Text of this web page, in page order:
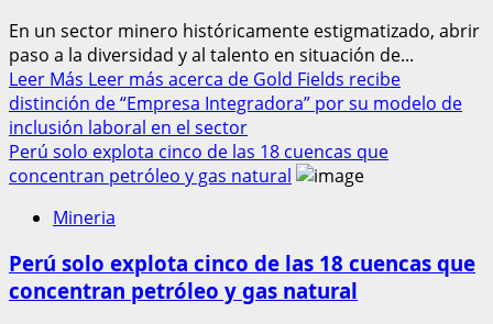
En un sector minero históricamente estigmatizado, abrir
paso a la diversidad y al talento en situación de...
Leer Más Leer más acerca de Gold Fields recibe
distinción de “Empresa Integradora” por su modelo de
inclusión laboral en el sector
Perú solo explota cinco de las 18 cuencas que
concentran petróleo y gas natural
Mineria
Perú solo explota cinco de las 18 cuencas que
concentran petróleo y gas natural